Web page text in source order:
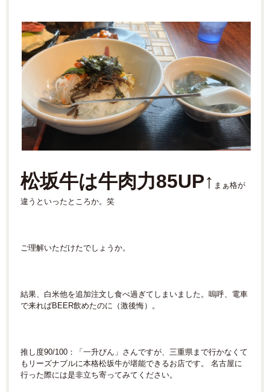
松坂牛は牛肉力85UP↑ まぁ格が
違うといったところか。笑
ご理解いただけたでしょうか。
結果、白米他を追加注文し食べ過ぎてしまいました。嗚呼、電車
で来ればBEER飲めたのに（激後悔）。
推し度90/100：「一升びん」さんですが、三重県まで行かなくて
もリーズナブルに本格松坂牛が堪能できるお店です。 名古屋に
行った際には是非立ち寄ってみてください。